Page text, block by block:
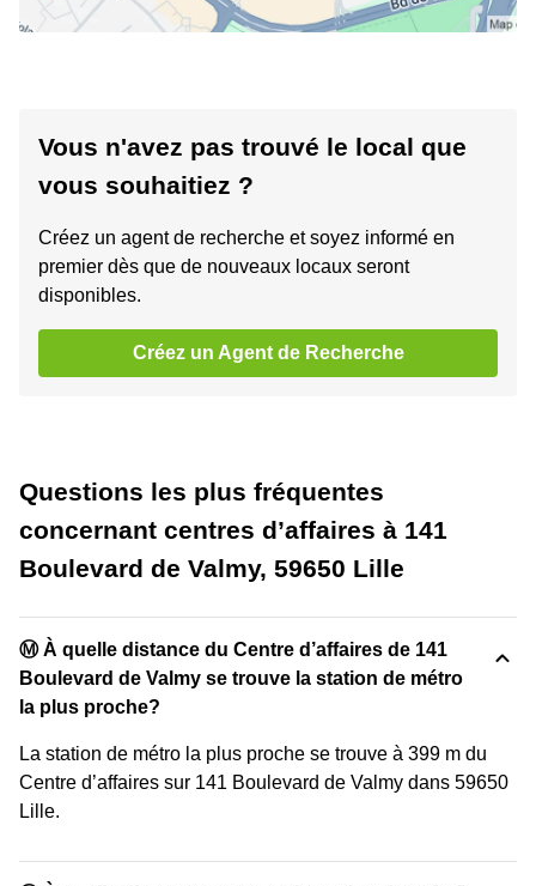
Vous n'avez pas trouvé le local que
vous souhaitiez ?
Créez un agent de recherche et soyez informé en
premier dès que de nouveaux locaux seront
disponibles.
Créez un Agent de Recherche
Questions les plus fréquentes
concernant centres d’affaires à 141
Boulevard de Valmy, 59650 Lille
Ⓜ️ À quelle distance du Centre d’affaires de 141
Boulevard de Valmy se trouve la station de métro
la plus proche?
La station de métro la plus proche se trouve à 399 m du
Centre d’affaires sur 141 Boulevard de Valmy dans 59650
Lille.